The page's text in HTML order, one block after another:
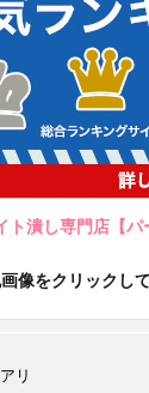
ト潰し専門店【パ
像をクリックし
アリ